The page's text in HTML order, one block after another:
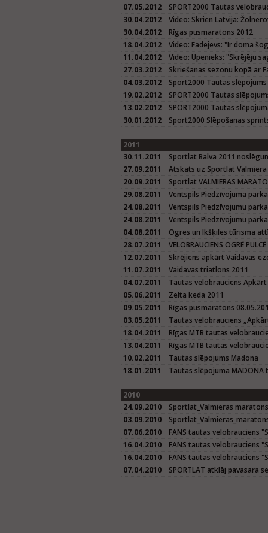
07.05.2012
SPORT2000 Tautas
30.04.2012
Video: Skrien Latvija:
30.04.2012
Rīgas pusmaratons 2012
18.04.2012
Video: Fadejevs: "Ir doma
11.04.2012
Video: Upenieks: "Skrējēju
27.03.2012
Skriešanas sezonu kopā ar
04.03.2012
Sport2000 Tautas
19.02.2012
SPORT2000 Tautas
13.02.2012
SPORT2000 Tautas
30.01.2012
Sport2000 Slēpošanas
2011
30.11.2011
Sportlat Balva 2011
27.09.2011
Atskats uz Sportlat
20.09.2011
Sportlat VALMIERAS
29.08.2011
Ventspils Piedzīvojuma
24.08.2011
Ventspils Piedzīvojumu
24.08.2011
Ventspils Piedzīvojumu
04.08.2011
Ogres un Ikšķiles tūrisma
28.07.2011
VELOBRAUCIENS OGRĒ
12.07.2011
Skrējiens apkārt Vaidavas
11.07.2011
Vaidavas triatlons 2011
04.07.2011
Tautas velobrauciens
05.06.2011
Zelta keda 2011
09.05.2011
Rīgas pusmaratons
03.05.2011
Tautas velobrauciens
18.04.2011
Rīgas MTB tautas
13.04.2011
Rīgas MTB tautas
10.02.2011
Tautas slēpojums Madona
18.01.2011
Tautas slēpojuma
2010
24.09.2010
Sportlat_Valmieras
03.09.2010
07.06.2010
FANS tautas velobrauciens
16.04.2010
FANS tautas velobrauciens
16.04.2010
FANS tautas velobrauciens
07.04.2010
SPORTLAT atklāj pavasara